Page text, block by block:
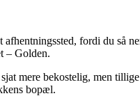
fordi du så
– Golden.
mere bekostelig, men
bopæl.